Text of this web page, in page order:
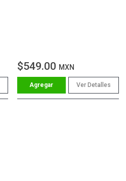
$549.00 MXN
Ver Detalles